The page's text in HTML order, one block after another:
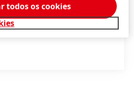
Equidade e Inclusão
de negócio e faz parte
cultura corporativa.
todos os cookies